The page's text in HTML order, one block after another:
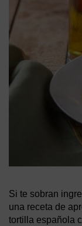
Si te sobran
una receta de
tortilla española